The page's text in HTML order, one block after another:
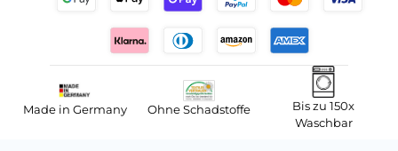
Made in Germany Ohne Schadstoffe
Bis zu 150x
Waschbar